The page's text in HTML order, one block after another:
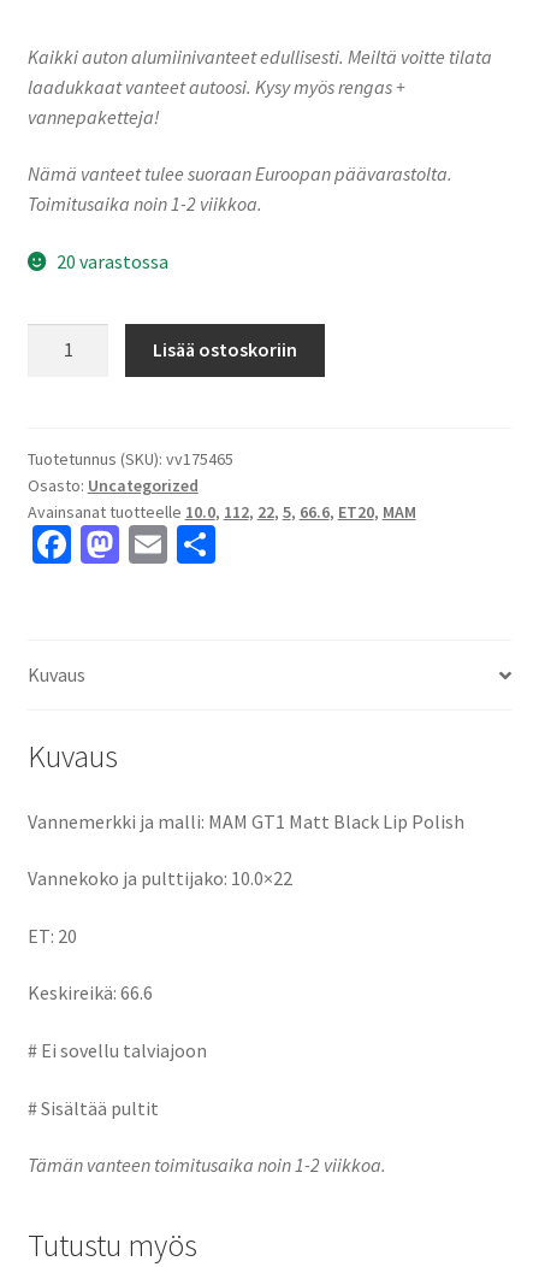
Kaikki auton alumiinivanteet edullisesti. Meiltä voitte tilata
laadukkaat vanteet autoosi. Kysy myös rengas +
vannepaketteja!
Nämä vanteet tulee suoraan Euroopan päävarastolta.
Toimitusaika noin 1-2 viikkoa.
20 varastossa
Lip
Polish
10.0x22"
5x112
Lisää ostoskoriin
Tuotetunnus (SKU): vv175465
Osasto: Uncategorized
Avainsanat tuotteelle 10.0, 112, 22, 5, 66.6, ET20, MAM
Fa
o
M E S
Kuvaus
Kuvaus
Vannemerkki ja malli: MAM GT1 Matt Black Lip Polish
Vannekoko ja pulttijako: 10.0×22
ET: 20
Keskireikä: 66.6
# Ei sovellu talviajoon
# Sisältää pultit
Tämän vanteen toimitusaika noin 1-2 viikkoa.
Tutustu myös